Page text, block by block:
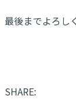
最後までよろし
SHARE: